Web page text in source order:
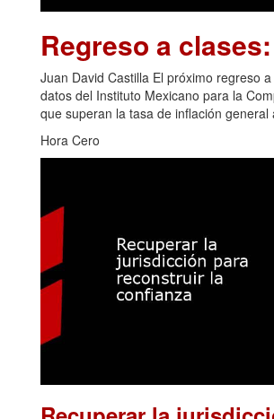
Regreso a
Juan David Castilla El próximo regreso
datos del Instituto Mexicano para la
que superan la tasa de inflación
Hora Cero